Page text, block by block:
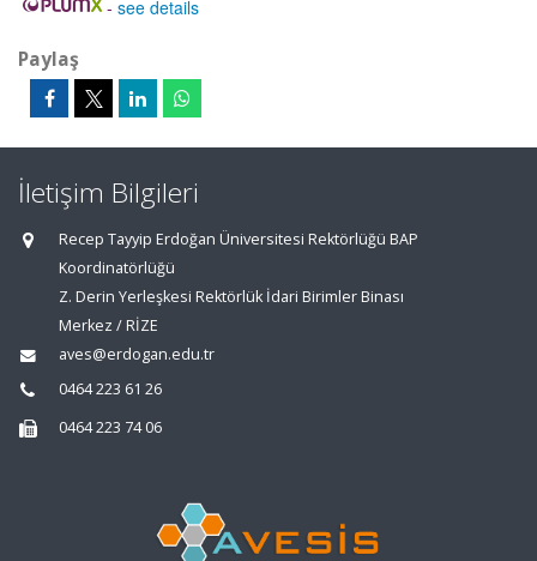
- see details
Paylaş
İletişim Bilgileri
Recep Tayyip Erdoğan Üniversitesi Rektörlüğü BAP
Koordinatörlüğü
Z. Derin Yerleşkesi Rektörlük İdari Birimler Binası
Merkez / RİZE
aves@erdogan.edu.tr
0464 223 61 26
0464 223 74 06